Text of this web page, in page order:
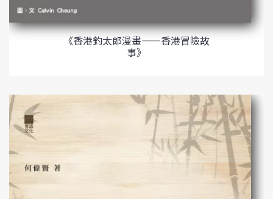
《香港釣太郎漫畫——香港冒險故
事》